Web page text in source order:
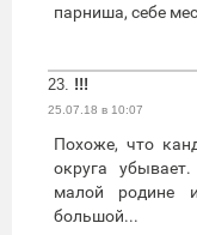
парниша, себе
23. !!!
25.07.18 в 10:07
Похоже, что
округа
малой родине
большой...